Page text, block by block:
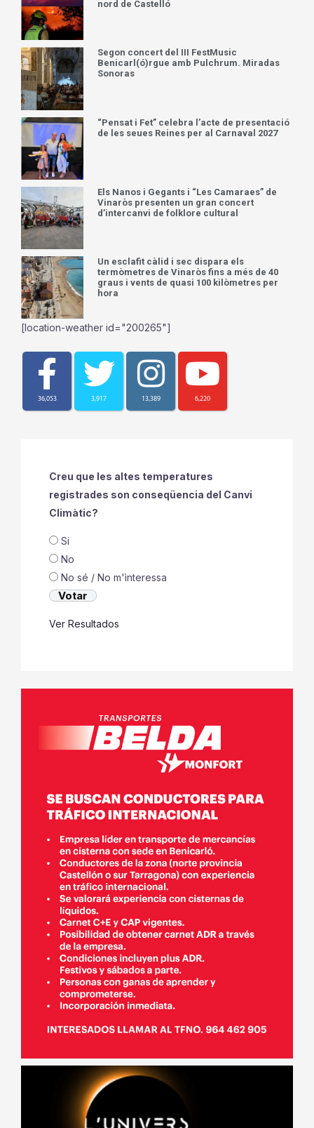
nord de Castelló
Segon concert del III FestMusic
Benicarl(ó)rgue amb Pulchrum. Miradas
Sonoras
“Pensat i Fet” celebra l’acte de presentació
de les seues Reines per al Carnaval 2027
Els Nanos i Gegants i “Les Camaraes” de
Vinaròs presenten un gran concert
d’intercanvi de folklore cultural
Un esclafit càlid i sec dispara els
termòmetres de Vinaròs fins a més de 40
graus i vents de quasi 100 kilòmetres per
hora
[location-weather id="200265"]
36,053 3,917 13,389 6,220
Creu que les altes temperatures
registrades son conseqüencia del Canvi
Climàtic?
Si
No
No sé / No m'ìnteressa
Ver Resultados